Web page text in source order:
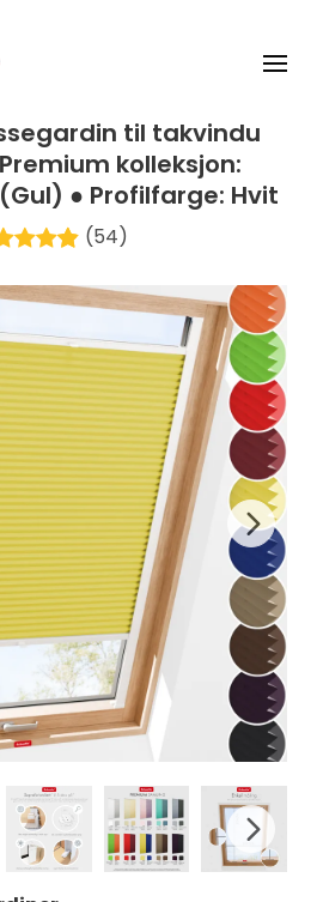
til takvindu
kolleksjon:
● Profilfarge: Hvit
(54)